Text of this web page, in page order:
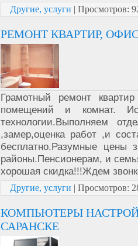
Другие, услуги | Просмотров:
РЕМОНТ КВАРТИР,
Грамотный ремонт
помещений и комнат.
технологии.Выполняем
,замер,оценка работ ,и
бесплатно.Разумные цены
районы.Пенсионерам, и
хорошая скидка!!!Ждем
Другие, услуги | Просмотров:
КОМПЬЮТЕРЫ
САРАНСКЕ